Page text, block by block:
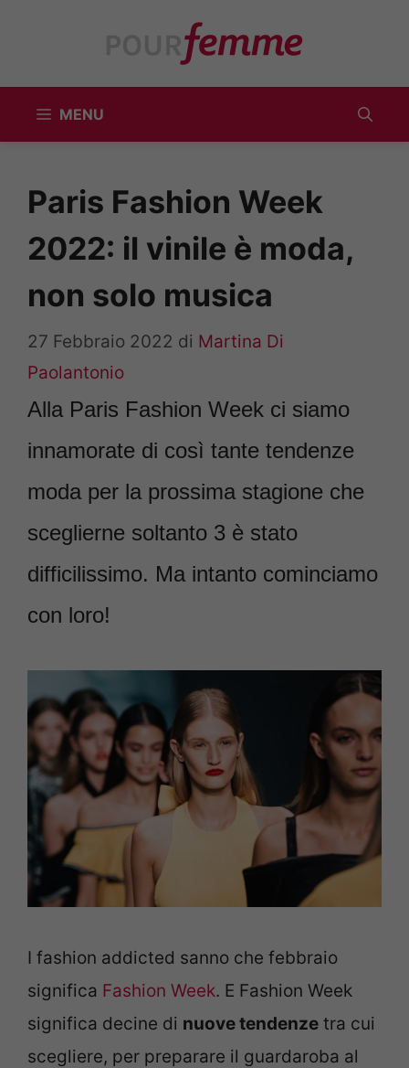
MENU
Paris Fashion Week
2022: il vinile è moda,
non solo musica
27 Febbraio 2022 di Martina Di
Paolantonio
Alla Paris Fashion Week ci siamo
innamorate di così tante tendenze
moda per la prossima stagione che
sceglierne soltanto 3 è stato
difficilissimo. Ma intanto cominciamo
con loro!
I fashion addicted sanno che febbraio
significa Fashion Week. E Fashion Week
significa decine di nuove tendenze tra cui
scegliere, per preparare il guardaroba al